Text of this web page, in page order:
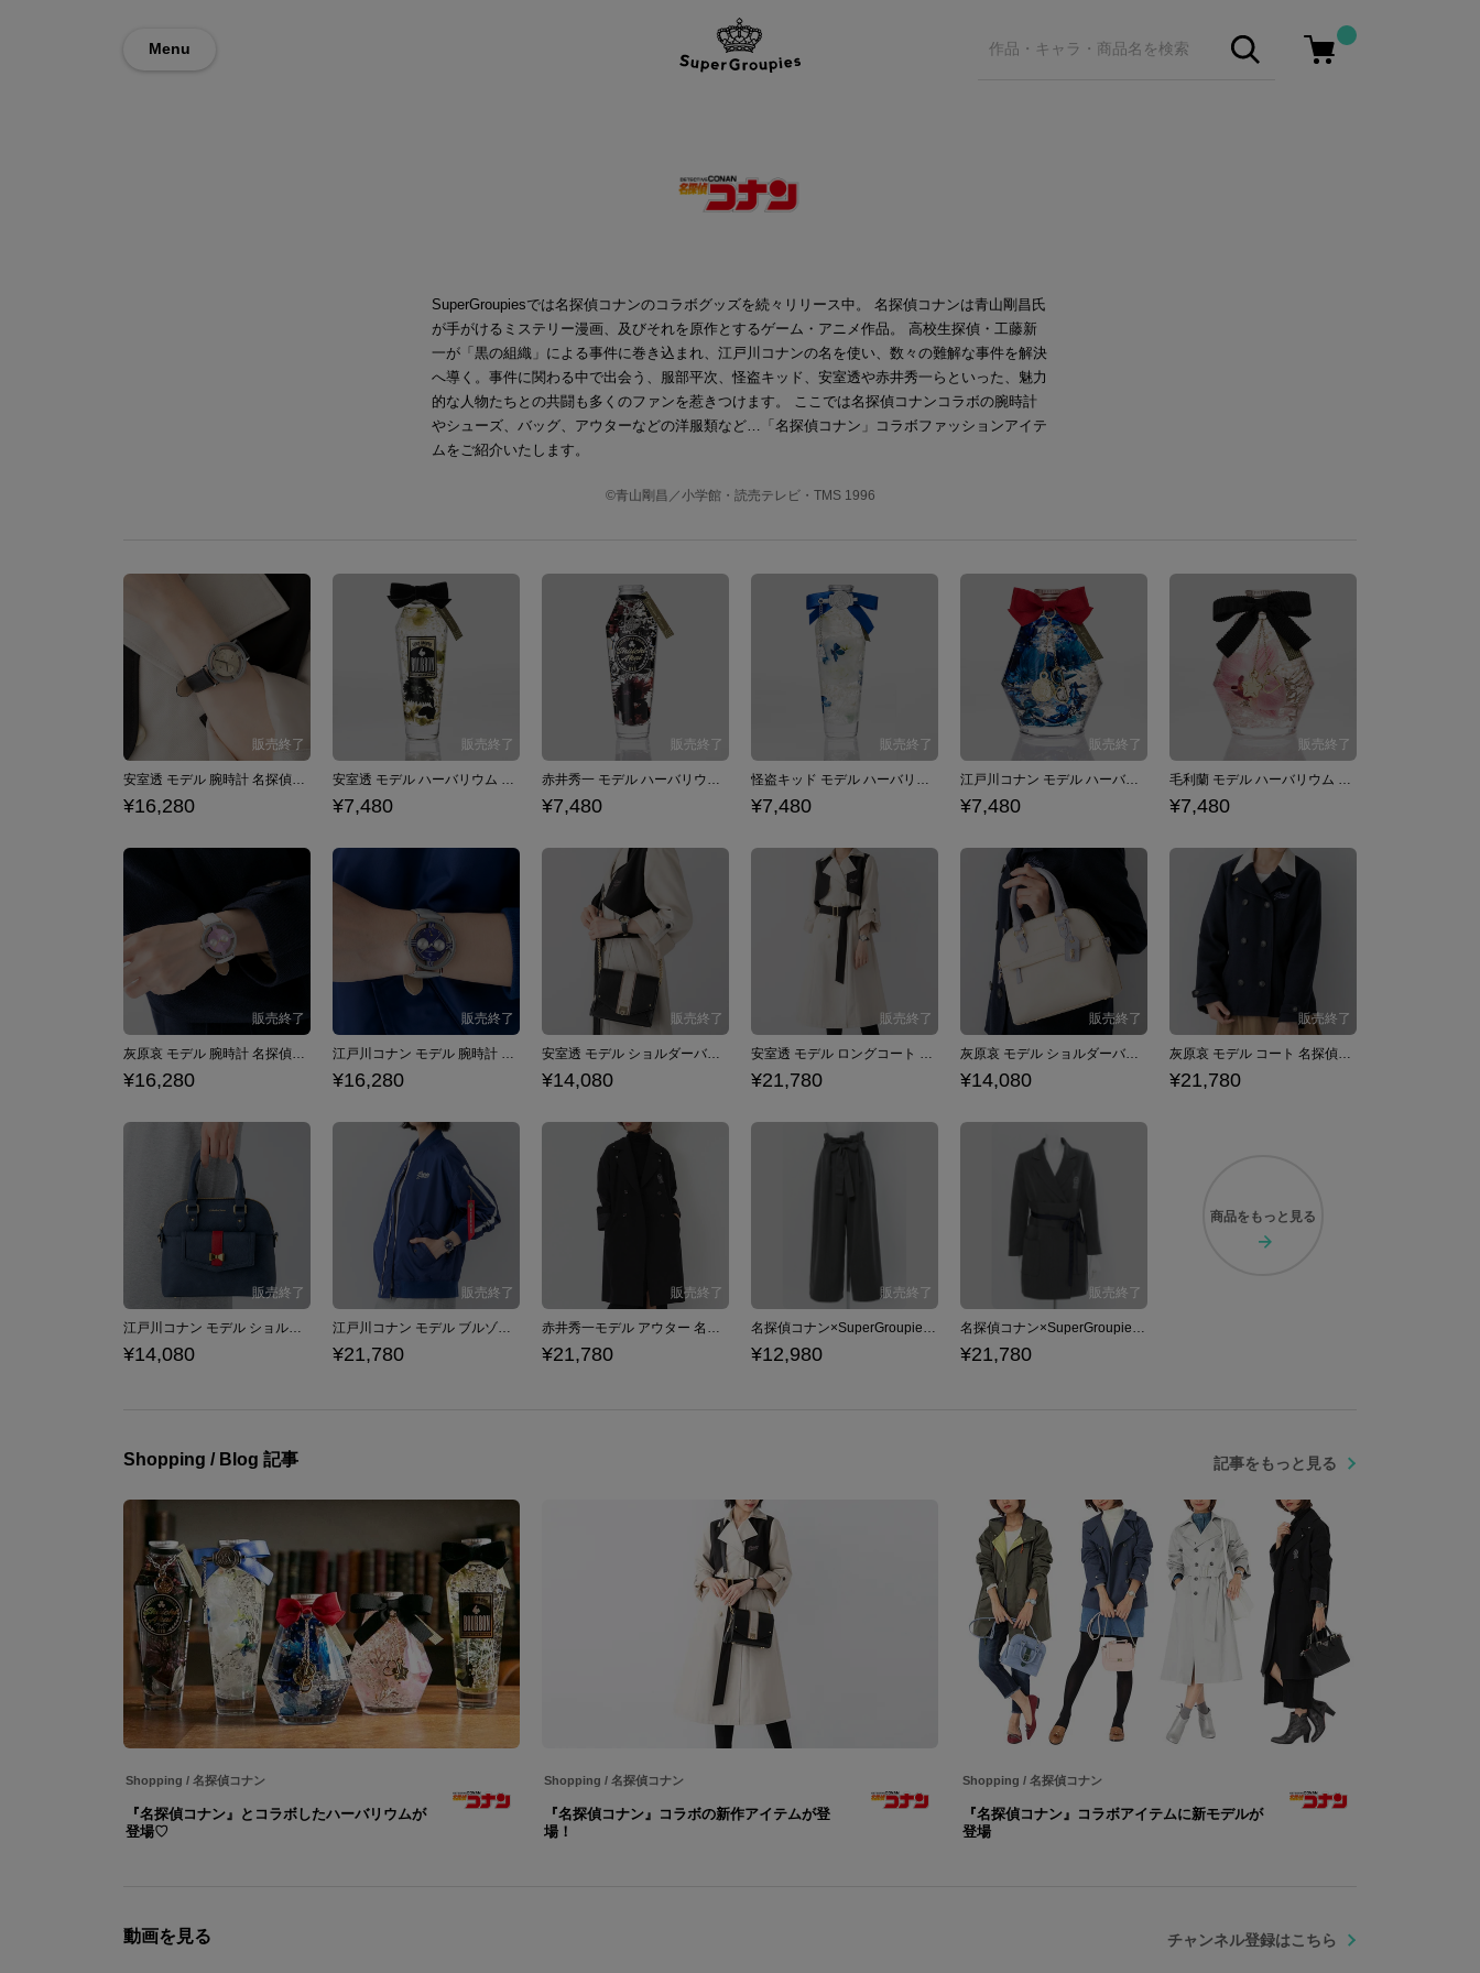
Menu
SuperGroupiesでは名探偵コナンのコラボグッズを続々リリース中。 名探偵コナンは青山剛昌氏
が手がけるミステリー漫画、及びそれを原作とするゲーム・アニメ作品。 高校生探偵・工藤新
一が「黒の組織」による事件に巻き込まれ、江戸川コナンの名を使い、数々の難解な事件を解決
へ導く。事件に関わる中で出会う、服部平次、怪盗キッド、安室透や赤井秀一らといった、魅力
的な人物たちとの共闘も多くのファンを惹きつけます。 ここでは名探偵コナンコラボの腕時計
やシューズ、バッグ、アウターなどの洋服類など…「名探偵コナン」コラボファッションアイテ
ムをご紹介いたします。
©青山剛昌／小学館・読売テレビ・TMS 1996
安室透 モデル 腕時計 名探偵コナン×SuperGroupies
¥16,280
安室透 モデル ハーバリウム 名探偵コナン×SuperGroupies
¥7,480
赤井秀一 モデル ハーバリウム 名探偵コナン×SuperGroupies
¥7,480
怪盗キッド モデル ハーバリウム 名探偵コナン×SuperGroupies
¥7,480
江戸川コナン モデル ハーバリウム 名探偵コナン×SuperGroupies
¥7,480
毛利蘭 モデル ハーバリウム 名探偵コナン×SuperGroupies
¥7,480
灰原哀 モデル 腕時計 名探偵コナン×SuperGroupies
¥16,280
江戸川コナン モデル 腕時計 名探偵コナン×SuperGroupies
¥16,280
安室透 モデル ショルダーバッグ 名探偵コナン×SuperGroupies
¥14,080
安室透 モデル ロングコート 名探偵コナン×SuperGroupies
¥21,780
灰原哀 モデル ショルダーバッグ 名探偵コナン×SuperGroupies
¥14,080
灰原哀 モデル コート 名探偵コナン×SuperGroupies
¥21,780
江戸川コナン モデル ショルダーバッグ 名探偵コナン×SuperGroupies
¥14,080
江戸川コナン モデル ブルゾン 名探偵コナン×SuperGroupies
¥21,780
赤井秀一モデル アウター 名探偵コナン×SuperGroupies
¥21,780
名探偵コナン×SuperGroupies ワイドパンツ 安室透 モデル
¥12,980
名探偵コナン×SuperGroupies アウター 安室透 モデル
¥21,780
商品を もっと見る
Shopping / Blog 記事 記事をもっと見る
Shopping / 名探偵コナン
『名探偵コナン』とコラボしたハーバリウムが
登場♡
Shopping / 名探偵コナン
『名探偵コナン』コラボの新作アイテムが登
場！
Shopping / 名探偵コナン
『名探偵コナン』コラボアイテムに新モデルが
登場
動画を見る チャンネル登録はこちら